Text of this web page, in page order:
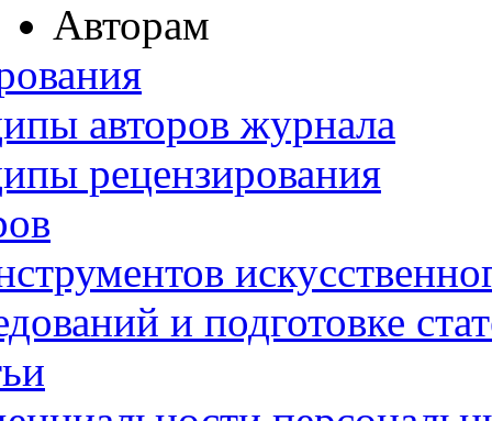
Авторам
авторов журнала
рецензирования
и подготовке